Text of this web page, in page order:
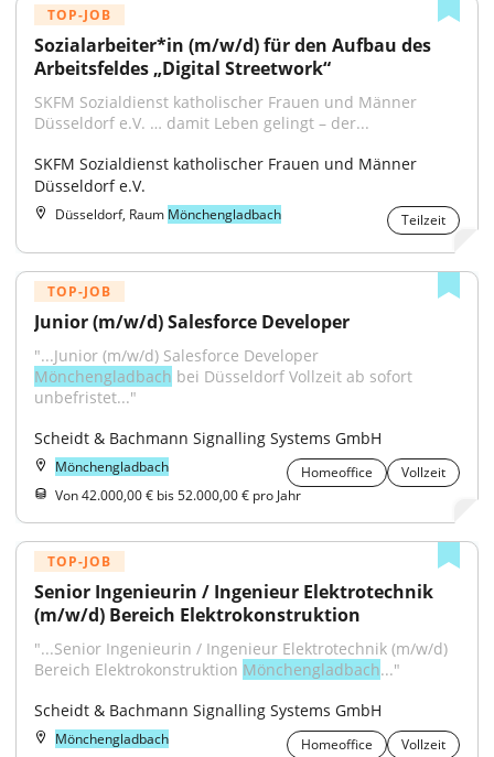
TOP-JOB
Sozialarbeiter*in (m/w/d) für den Aufbau des
Arbeitsfeldes „Digital Streetwork“
SKFM Sozialdienst katholischer Frauen und Männer
Düsseldorf e.V. … damit Leben gelingt – der...
SKFM Sozialdienst katholischer Frauen und Männer
Düsseldorf e.V.
Düsseldorf, Raum Mönchengladbach Teilzeit
TOP-JOB
Junior (m/w/d) Salesforce Developer
Mönchengladbach bei Düsseldorf Vollzeit ab sofort
unbefristet..."
Scheidt & Bachmann Signalling Systems GmbH
Mönchengladbach Homeoffice
Vollzeit
Von 42.000,00 € bis 52.000,00 € pro Jahr
TOP-JOB
Senior Ingenieurin / Ingenieur Elektrotechnik
(m/w/d) Bereich Elektrokonstruktion
"...Senior Ingenieurin / Ingenieur Elektrotechnik (m/w/d)
Bereich Elektrokonstruktion Mönchengladbach..."
Scheidt & Bachmann Signalling Systems GmbH
Mönchengladbach Homeoffice Vollzeit